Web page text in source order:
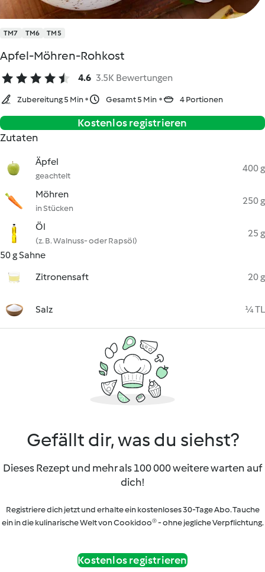
TM7 TM6 TM5
Apfel-Möhren-Rohkost
4.6 3.5K Bewertungen
Zubereitung 5 Min Gesamt 5 Min 4 Portionen
Kostenlos registrieren
Zutaten
Äpfel
geachtelt
400 g
Möhren
in Stücken
250 g
Öl
(z. B. Walnuss- oder Rapsöl)
25 g
50 g Sahne
Zitronensaft
20 g
Salz ¼ TL
Gefällt dir, was du siehst?
Dieses Rezept und mehr als 100 000 weitere warten auf
dich!
Registriere dich jetzt und erhalte ein kostenloses 30-Tage Abo. Tauche
ein in die kulinarische Welt von Cookidoo® - ohne jegliche Verpflichtung.
Kostenlos registrieren